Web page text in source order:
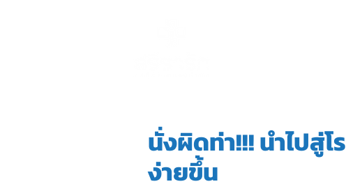
นั่งผิดท่า!!! นำไปสู่
ง่ายขึ้น